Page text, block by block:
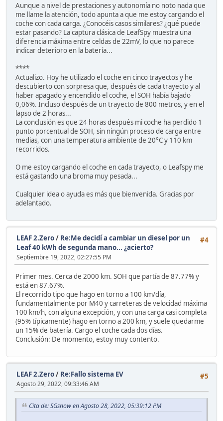
Aunque a nivel de prestaciones y autonomía no noto nada que
me llame la atención, todo apunta a que me estoy cargando el
coche con cada carga. ¿Conocéis casos similares? ¿qué puede
estar pasando? La captura clásica de LeafSpy muestra una
diferencia máxima entre celdas de 22mV, lo que no parece
indicar deterioro en la batería...
****
Actualizo. Hoy he utilizado el coche en cinco trayectos y he
descubierto con sorpresa que, después de cada trayecto y al
haber apagado y encendido el coche, el SOH había bajado
0,06%. Incluso después de un trayecto de 800 metros, y en el
lapso de 2 horas...
La conclusión es que 24 horas después mi coche ha perdido 1
punto porcentual de SOH, sin ningún proceso de carga entre
medias, con una temperatura ambiente de 20°C y 110 km
recorridos.
O me estoy cargando el coche en cada trayecto, o Leafspy me
está gastando una broma muy pesada...
Cualquier idea o ayuda es más que bienvenida. Gracias por
adelantado.
#4
LEAF 2.Zero/ Re:Me decidí a cambiar un diesel por un
Leaf 40 kWh de segunda mano... ¿acierto?
Septiembre 19, 2022, 02:27:55 PM
Primer mes. Cerca de 2000 km. SOH que partía de 87.77% y
está en 87.67%.
El recorrido tipo que hago en torno a 100 km/día,
fundamentalmente por M40 y carreteras de velocidad máxima
100 km/h, con alguna excepción, y con una carga casi completa
(95% típicamente) hago en torno a 200 km, y suele quedarme
un 15% de batería. Cargo el coche cada dos días.
Conclusión: De momento, estoy muy contento.
#5
LEAF 2.Zero/ Re:Fallo sistema EV
Agosto 29, 2022, 09:33:46 AM
Cita de: SGsnow en Agosto 28, 2022, 05:39:12 PM